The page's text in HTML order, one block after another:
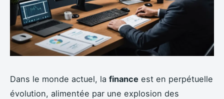
Dans le monde actuel, la finance est en perpétuelle
évolution, alimentée par une explosion des